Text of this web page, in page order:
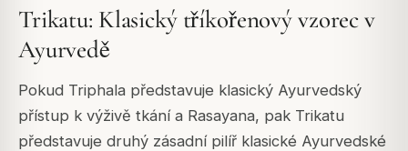
Trikatu: Klasický tříkořenový vzorec v
Ayurvedě
Pokud Triphala představuje klasický Ayurvedský
přístup k výživě tkání a Rasayana, pak Trikatu
představuje druhý zásadní pilíř klasické Ayurvedské